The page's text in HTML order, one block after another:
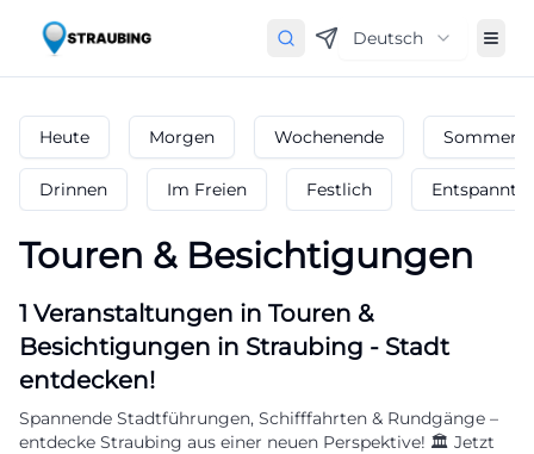
Deutsch
Heute Morgen Wochenende
Drinnen Im Freien Festlich Entspannt
Touren & Besichtigungen
1 Veranstaltungen in Touren &
Besichtigungen in Straubing - Stadt
entdecken!
Spannende Stadtführungen, Schifffahrten & Rundgänge –
entdecke Straubing aus einer neuen Perspektive! 🏛️ Jetzt